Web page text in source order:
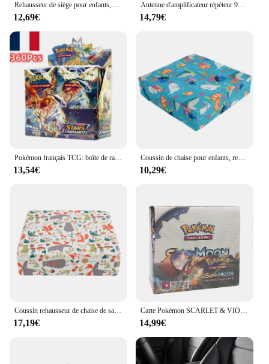
Rehausseur de siège pour enfants, coussin de salle à manger pour bébés, chaise haute réglable et amovible
12,69€
Antenne d'amplificateur répéteur 900Mhz GSM 2G 3G Anti-éclairage
14,79€
Pokémon français TCG: boîte de rappel de flammes d'obsidienne écarlate et de verre, cartes Pokémon, 36 paquets, 360 pièces
13,54€
Coussin de chaise pour enfants, rehausseur de chaise haute, P31B
10,29€
Coussin rehausseur de chaise de salle à manger pour tout-petits, coussin rehaussant pour garçons et filles
17,19€
Carte Pokémon SCARLET & VIOLE, 324/360 obsidienne, flammes, Paldean Fates, Ultra Prism, anglais, booster, bataille, carte de transaction, ensemble de 151 pièces
14,99€